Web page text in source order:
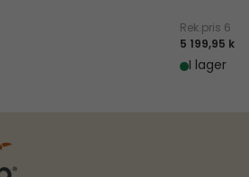
Rek.pris 6
5 199,95 kr
I lager